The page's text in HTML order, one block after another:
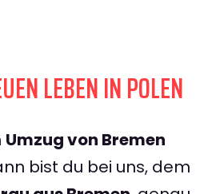
LEBEN IN POLEN
Umzug von Bremen
bist du bei uns, dem